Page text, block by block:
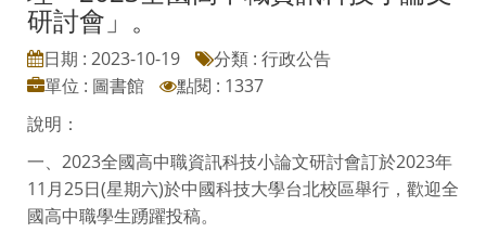
研討會」。
日期 : 2023-10-19
分類 : 行政公告
單位 : 圖書館
點閱 : 1337
說明：
一、2023全國高中職資訊科技小論文研討會訂於2023年
11月25日(星期六)於中國科技大學台北校區舉行，歡迎全
國高中職學生踴躍投稿。